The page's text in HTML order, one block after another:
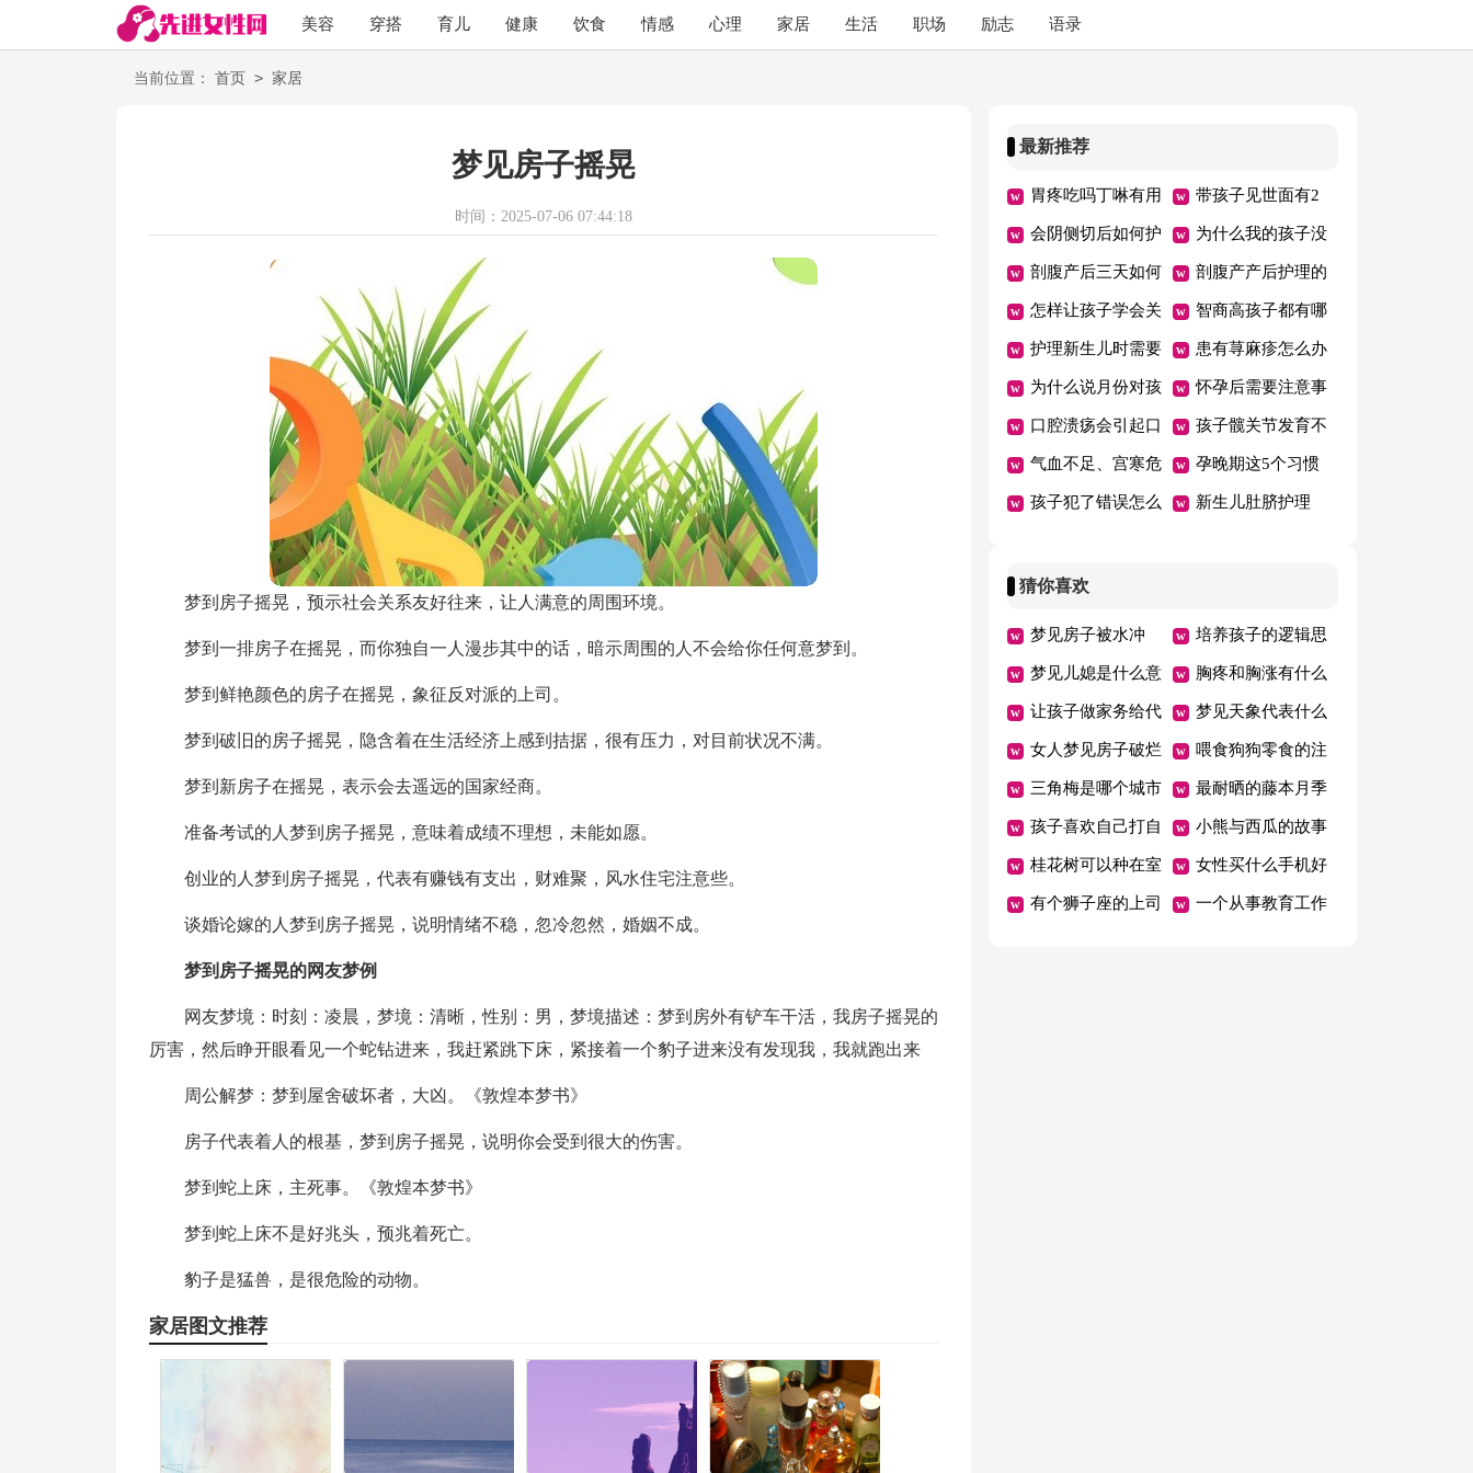
美容 穿搭 育儿 健康 饮食 情感 心理 家居 生活 职场 励志 语录
阅读
当前位置： 首页 > 家居
梦见房子摇晃
时间：2025-07-06 07:44:18
梦到房子摇晃，预示社会关系友好往来，让人满意的周围环境。
梦到一排房子在摇晃，而你独自一人漫步其中的话，暗示周围的人不会给你任何意梦到。
梦到鲜艳颜色的房子在摇晃，象征反对派的上司。
梦到破旧的房子摇晃，隐含着在生活经济上感到拮据，很有压力，对目前状况不满。
梦到新房子在摇晃，表示会去遥远的国家经商。
准备考试的人梦到房子摇晃，意味着成绩不理想，未能如愿。
创业的人梦到房子摇晃，代表有赚钱有支出，财难聚，风水住宅注意些。
谈婚论嫁的人梦到房子摇晃，说明情绪不稳，忽冷忽然，婚姻不成。
梦到房子摇晃的网友梦例
网友梦境：时刻：凌晨，梦境：清晰，性别：男，梦境描述：梦到房外有铲车干活，我房子摇晃的
厉害，然后睁开眼看见一个蛇钻进来，我赶紧跳下床，紧接着一个豹子进来没有发现我，我就跑出来
周公解梦：梦到屋舍破坏者，大凶。《敦煌本梦书》
房子代表着人的根基，梦到房子摇晃，说明你会受到很大的伤害。
梦到蛇上床，主死事。《敦煌本梦书》
梦到蛇上床不是好兆头，预兆着死亡。
豹子是猛兽，是很危险的动物。
家居图文推荐
最新推荐
胃疼吃吗丁啉有用
吗
带孩子见世面有2
个误区，父母要早
知道！
会阴侧切后如何护
理
为什么我的孩子没
有朋友
剖腹产后三天如何
护理
剖腹产产后护理的
注意事项
怎样让孩子学会关
心他人？
智商高孩子都有哪
些特点？
护理新生儿时需要
注意的要点有哪些
患有荨麻疹怎么办
为什么说月份对孩
子的聪明程度有影
响呢？
怀孕后需要注意事
项多 孕妈护理得
当胎儿健康发育
口腔溃疡会引起口
臭吗
孩子髋关节发育不
良怎么办
气血不足、宫寒危
害大怎么办
孕晚期这5个习惯
要改正
孩子犯了错误怎么 新生儿肚脐护理
猜你喜欢
梦见房子被水冲 培养孩子的逻辑思
维发展
梦见儿媳是什么意
思？
胸疼和胸涨有什么
区别
让孩子做家务给代
币好吗
梦见天象代表什么
意思
女人梦见房子破烂
不堪预示什么
喂食狗狗零食的注
意事项
三角梅是哪个城市
的市花
最耐晒的藤本月季
孩子喜欢自己打自
己怎么办
小熊与西瓜的故事
桂花树可以种在室
内吗
女性买什么手机好
有个狮子座的上司 一个从事教育工作